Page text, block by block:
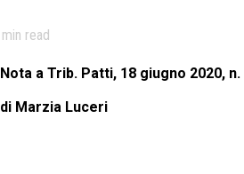
min read
Nota a Trib. Patti, 18 giugno 2020, n.
di Marzia Luceri